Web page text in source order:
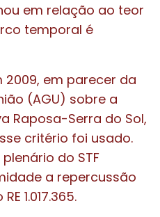
em relação ao teor
temporal é
2009, em parecer da
(AGU) sobre a
Raposa-Serra do Sol,
critério foi usado.
plenário do STF
a repercussão
1.017.365.